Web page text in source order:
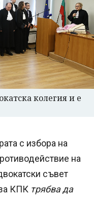
колегия и е
с избора на
на
съвет
КПК трябва да